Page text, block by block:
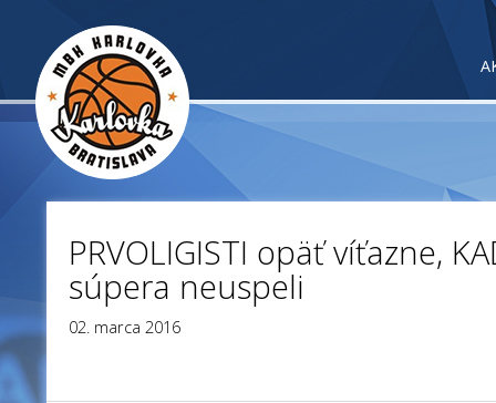
PRVOLIGISTI opäť víťazne,
súpera neuspeli
02. marca 2016